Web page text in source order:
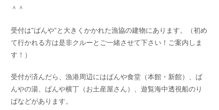
＾＾
受付は”ばんや”と大きくかかれた漁協の建物にあります。（初め
て行かれる方は是非クルーとご一緒させて下さい！ご案内しま
す！）
受付が済んだら、漁港周辺にはばんや食堂（本館・新館）、ば
んやの湯、ばんや横丁（お土産屋さん）、遊覧海中透視船のり
ばなどがあります。